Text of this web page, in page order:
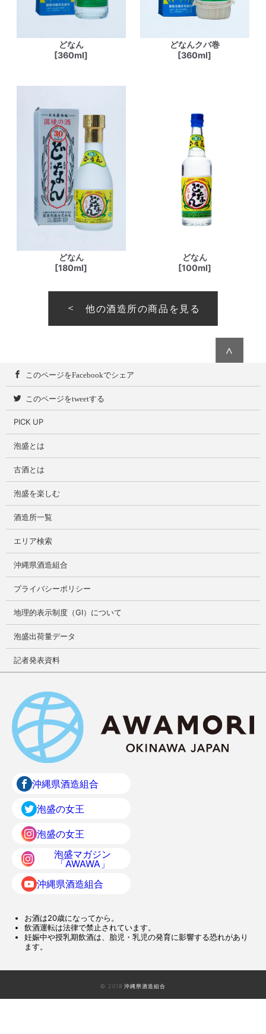
どなん
[360ml]
どなんクバ巻
[360ml]
どなん
[180ml]
どなん
[100ml]
他の酒造所の商品を見る
∧
このページをFacebookでシェア
このページをtweetする
PICK UP
泡盛とは
古酒とは
泡盛を楽しむ
酒造所一覧
エリア検索
沖縄県酒造組合
プライバシーポリシー
地理的表示制度（GI）について
泡盛出荷量データ
記者発表資料
沖縄県酒造組合
泡盛の女王
泡盛の女王
泡盛マガジン
「AWAWA」
沖縄県酒造組合
お酒は20歳になってから。
飲酒運転は法律で禁止されています。
妊娠中や授乳期飲酒は、胎児・乳児の発育に影響する恐れがあり
ます。
© 2018 沖縄県酒造組合